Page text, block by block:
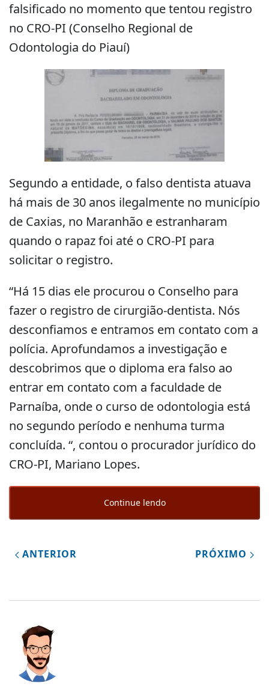
falsificado no momento que tentou registro
no CRO-PI (Conselho Regional de
Odontologia do Piauí)
Segundo a entidade, o falso dentista atuava
há mais de 30 anos ilegalmente no município
de Caxias, no Maranhão e estranharam
quando o rapaz foi até o CRO-PI para
solicitar o registro.
“Há 15 dias ele procurou o Conselho para
fazer o registro de cirurgião-dentista. Nós
desconfiamos e entramos em contato com a
polícia. Aprofundamos a investigação e
descobrimos que o diploma era falso ao
entrar em contato com a faculdade de
Parnaíba, onde o curso de odontologia está
no segundo período e nenhuma turma
concluída. “, contou o procurador jurídico do
CRO-PI, Mariano Lopes.
Continue lendo
ANTERIOR PRÓXIMO